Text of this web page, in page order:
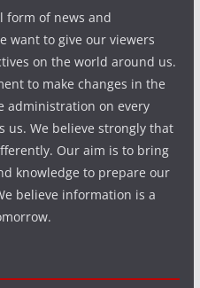
form of news and
want to give our viewers
on the world around us.
to make changes in the
administration on every
us. We believe strongly that
Our aim is to bring
knowledge to prepare our
believe information is a